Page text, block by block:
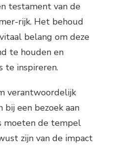
testament van de
rijk. Het behoud
belang om deze
te houden en
te inspireren.
verantwoordelijk
een bezoek aan
moeten de tempel
zijn van de impact